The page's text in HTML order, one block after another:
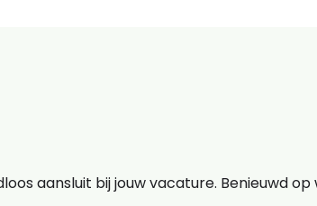
aansluit bij jouw vacature. Benieuwd